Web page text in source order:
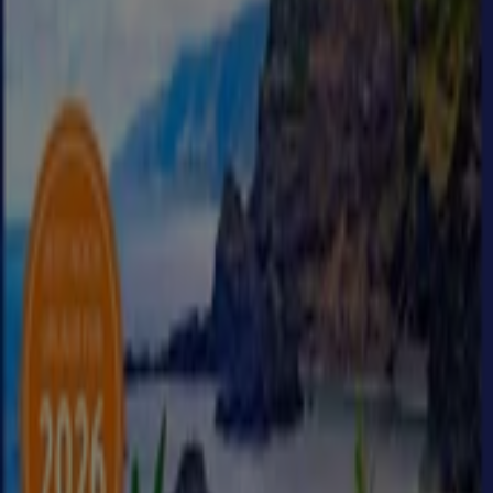
Top-Deals und Rabatte
Läuft am 15.8. ab
Penny Reisen
PENNY Reisen Prospekt 2026 08
komprimiert
Netto Reisen
REWE Reisen Prospekt 2026 08
komprimiert